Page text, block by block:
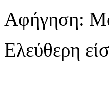
Αφήγηση:
Ελεύθερη